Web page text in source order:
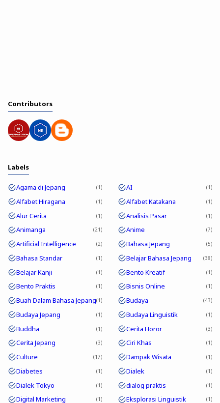
Contributors
Labels
Agama di Jepang 1 AI 1
Alfabet Hiragana 1 Alfabet Katakana 1
Alur Cerita 1 Analisis Pasar 1
Animanga 21 Anime 7
Artificial Intelligence 2 Bahasa Jepang 5
Bahasa Standar 1 Belajar Bahasa Jepang 38
Belajar Kanji 1 Bento Kreatif 1
Bento Praktis 1 Bisnis Online 1
Buah Dalam Bahasa Jepang 1 Budaya 43
Budaya Jepang 1 Budaya Linguistik 1
Buddha 1 Cerita Horor 3
Cerita Jepang 3 Ciri Khas 1
Culture 17 Dampak Wisata 1
Diabetes 1 Dialek 1
Dialek Tokyo 1 dialog praktis 1
Digital Marketing 1 Eksplorasi Linguistik 1